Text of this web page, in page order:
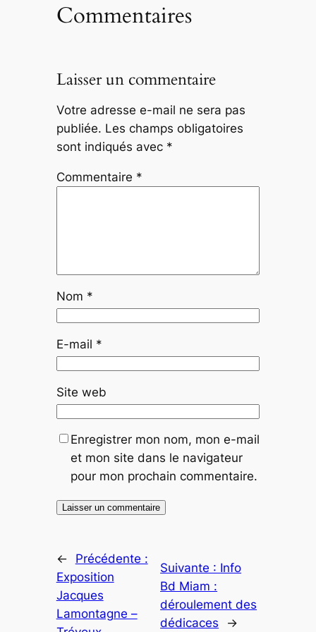
Commentaires
Laisser un commentaire
Votre adresse e-mail ne sera pas
publiée. Les champs obligatoires
sont indiqués avec *
Commentaire *
Nom *
E-mail *
Site web
Enregistrer mon nom, mon e-mail
et mon site dans le navigateur
pour mon prochain commentaire.
←
Précédente :
Exposition
Jacques
Lamontagne –
Suivante : Info
Bd Miam :
déroulement des
dédicaces
→